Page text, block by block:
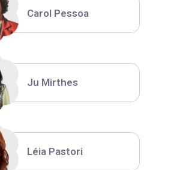
Carol Pessoa
Ju Mirthes
Léia Pastori